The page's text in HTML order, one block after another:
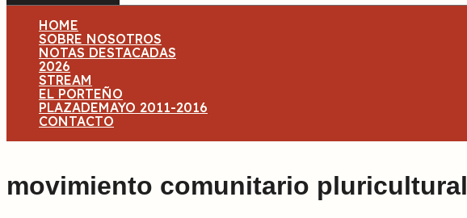
HOME
SOBRE NOSOTROS
NOTAS DESTACADAS
2026
STREAM
EL PORTEÑO
PLAZADEMAYO 2011-2016
CONTACTO
movimiento comunitario pluricultural